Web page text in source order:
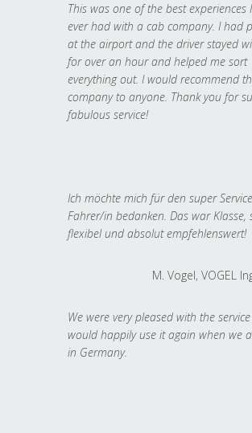
This was one of the best experiences
ever had with a cab company. I had
at the airport and the driver stayed
for over an hour and helped me sort
everything out. I would recommend
company to anyone. Thank you for
fabulous service!
Ich möchte mich für den super
Fahrer/in bedanken. Das war Klasse,
flexibel und absolut empfehlenswert!
M. Vogel, VOGEL
We were very pleased with the
would happily use it again when we
in Germany.